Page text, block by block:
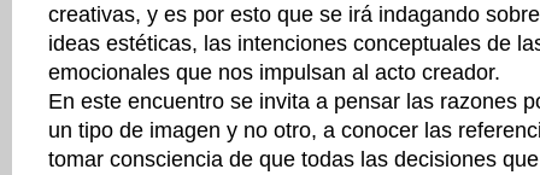
creativas, y es por esto que se irá indagando
ideas estéticas, las intenciones conceptuales de
emocionales que nos impulsan al acto creador.
En este encuentro se invita a pensar las razones
un tipo de imagen y no otro, a conocer las
tomar consciencia de que todas las decisiones